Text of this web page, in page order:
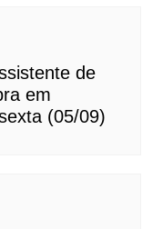
de
em
(05/09)